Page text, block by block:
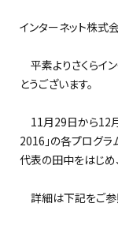
インターネット株式
平素よりさくらイ
とうございます。
11月29日から12
2016」の各プログラ
代表の田中をはじめ
詳細は下記をご参